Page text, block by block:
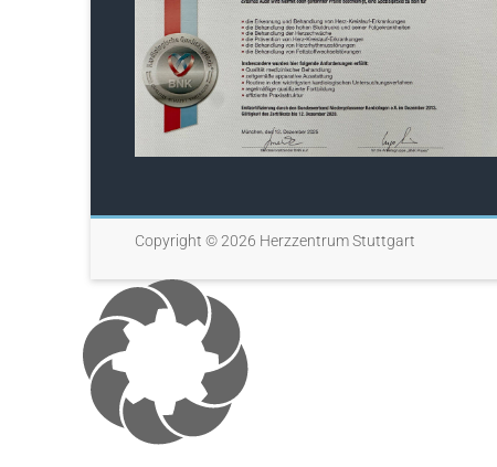
Copyright © 2026 Herzzentrum Stuttgart